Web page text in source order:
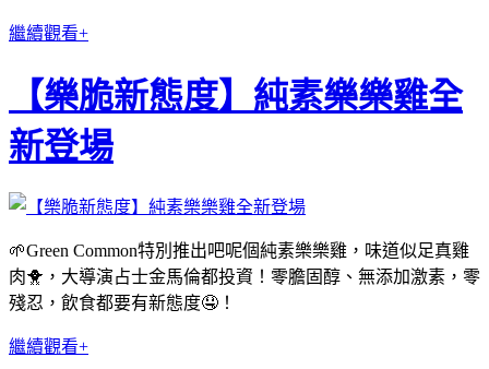
繼續觀看+
【樂脆新態度】純素樂樂雞全
新登場
🌱Green Common特別推出吧呢個純素樂樂雞，味道似足真雞
肉🐥，大導演占士金馬倫都投資！零膽固醇、無添加激素，零
殘忍，飲食都要有新態度🤤！
繼續觀看+